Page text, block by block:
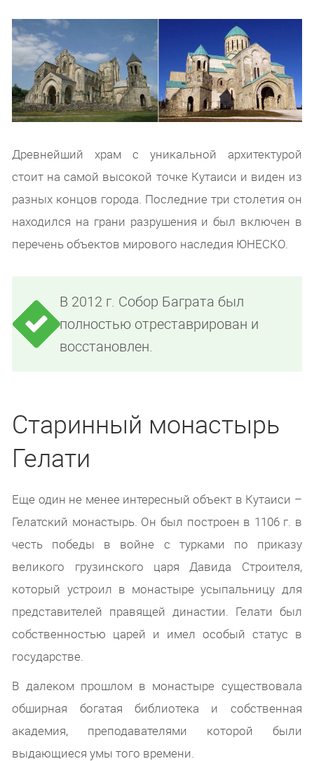
Древнейший храм с уникальной архитектурой
стоит на самой высокой точке Кутаиси и виден из
разных концов города. Последние три столетия он
находился на грани разрушения и был включен в
перечень объектов мирового наследия ЮНЕСКО.
В 2012 г. Собор Баграта был
полностью отреставрирован и
восстановлен.
Старинный монастырь
Гелати
Еще один не менее интересный объект в Кутаиси –
Гелатский монастырь. Он был построен в 1106 г. в
честь победы в войне с турками по приказу
великого грузинского царя Давида Строителя,
который устроил в монастыре усыпальницу для
представителей правящей династии. Гелати был
собственностью царей и имел особый статус в
государстве.
В далеком прошлом в монастыре существовала
обширная богатая библиотека и собственная
академия, преподавателями которой были
выдающиеся умы того времени.